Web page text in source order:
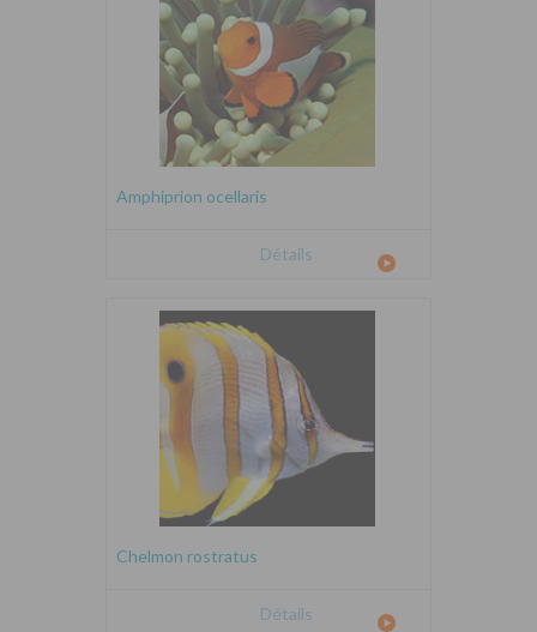
Amphiprion ocellaris
Détails
Chelmon rostratus
Détails